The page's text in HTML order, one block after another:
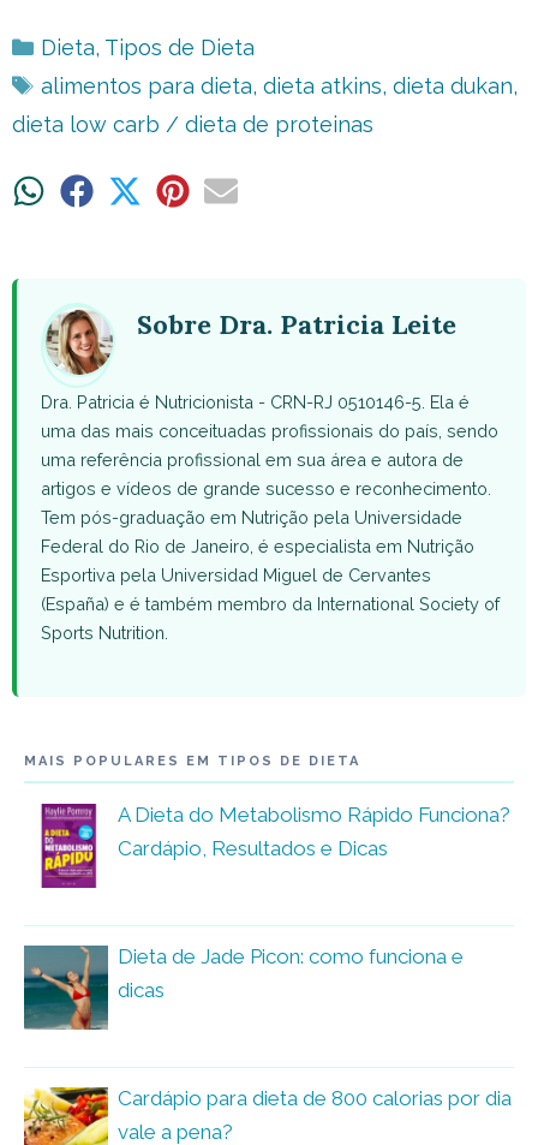
Categorias
Dieta, Tipos de Dieta
Tags
alimentos para dieta, dieta atkins, dieta dukan,
dieta low carb / dieta de proteinas
ShareShare ShareShareShare
Sobre Dra. Patricia Leite
Dra. Patricia é Nutricionista - CRN-RJ 0510146-5. Ela é
uma das mais conceituadas profissionais do país, sendo
uma referência profissional em sua área e autora de
artigos e vídeos de grande sucesso e reconhecimento.
Tem pós-graduação em Nutrição pela Universidade
Federal do Rio de Janeiro, é especialista em Nutrição
Esportiva pela Universidad Miguel de Cervantes
(España) e é também membro da International Society of
Sports Nutrition.
MAIS POPULARES EM TIPOS DE DIETA
A Dieta do Metabolismo Rápido Funciona?
Cardápio, Resultados e Dicas
Dieta de Jade Picon: como funciona e
dicas
Cardápio para dieta de 800 calorias por dia
vale a pena?